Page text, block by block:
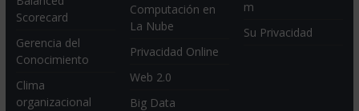
Scorecard
Gerencia del
Conocimiento
Clima
organizacional
Computación en
La Nube
Privacidad Online
Web 2.0
Big Data
m
Su Privacidad